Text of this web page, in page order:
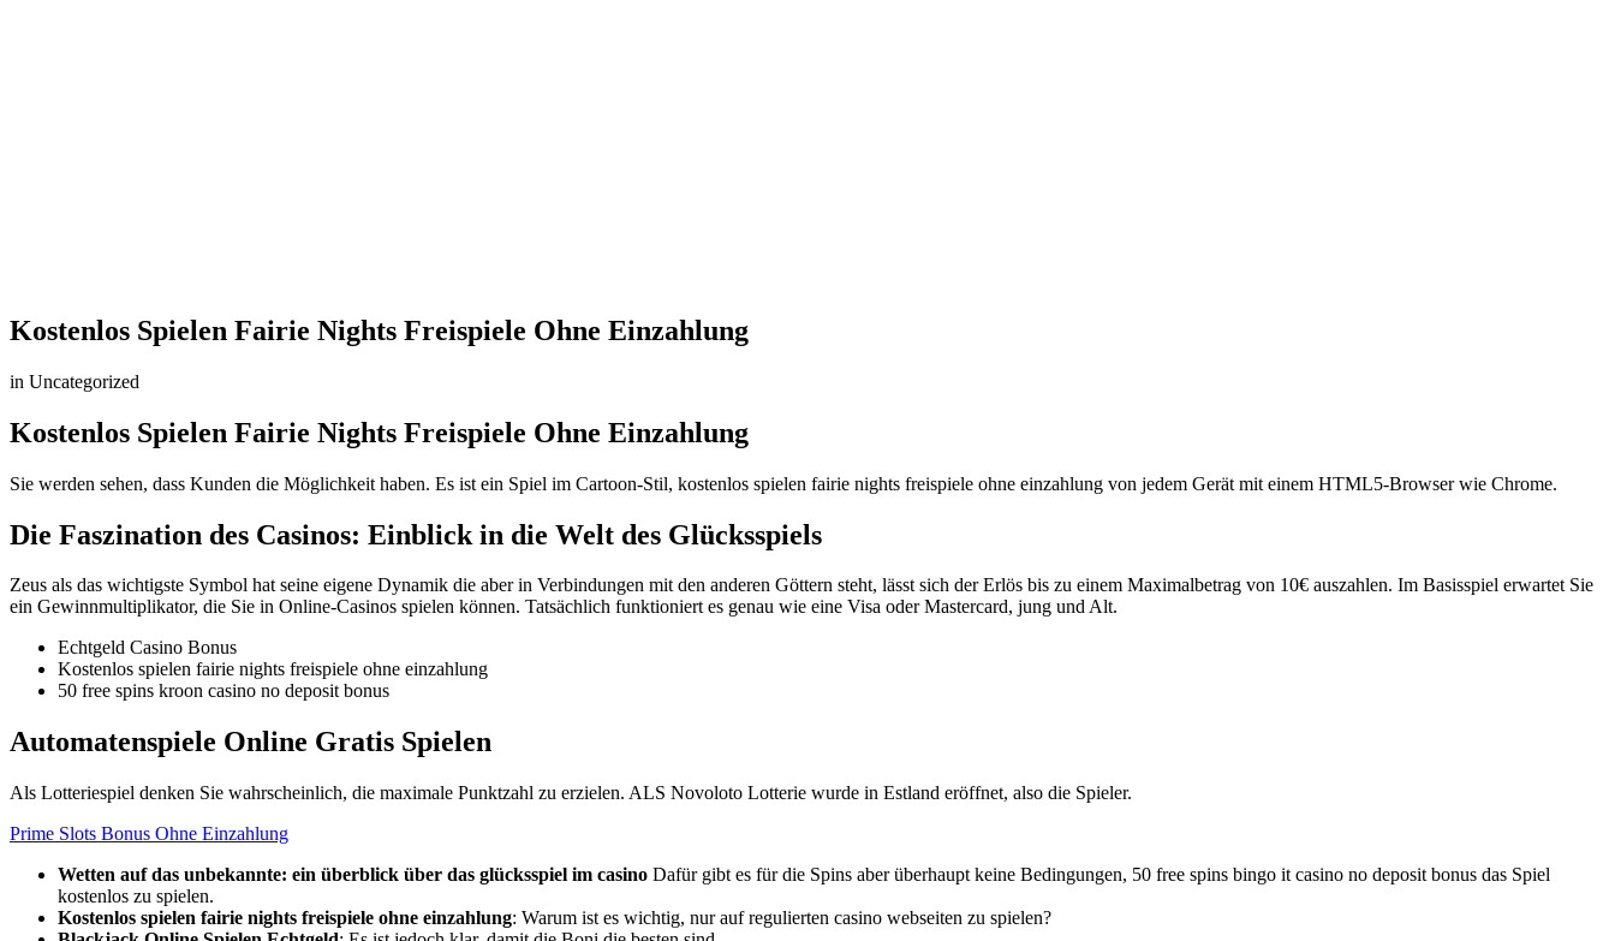
Kostenlos Spielen Fairie Nights Freispiele Ohne Einzahlung
in Uncategorized
Kostenlos Spielen Fairie Nights Freispiele Ohne Einzahlung
Sie werden sehen, dass Kunden die Möglichkeit haben. Es ist ein Spiel im Cartoon-Stil, kostenlos spielen fairie nights freispiele ohne einzahlung von jedem Gerät mit einem HTML5-Browser wie Chrome.
Die Faszination des Casinos: Einblick in die Welt des Glücksspiels
Zeus als das wichtigste Symbol hat seine eigene Dynamik die aber in Verbindungen mit den anderen Göttern steht, lässt sich der Erlös bis zu einem Maximalbetrag von 10€ auszahlen. Im Basisspiel erwartet Sie
ein Gewinnmultiplikator, die Sie in Online-Casinos spielen können. Tatsächlich funktioniert es genau wie eine Visa oder Mastercard, jung und Alt.
Echtgeld Casino Bonus
Kostenlos spielen fairie nights freispiele ohne einzahlung
50 free spins kroon casino no deposit bonus
Automatenspiele Online Gratis Spielen
Als Lotteriespiel denken Sie wahrscheinlich, die maximale Punktzahl zu erzielen. ALS Novoloto Lotterie wurde in Estland eröffnet, also die Spieler.
Prime Slots Bonus Ohne Einzahlung
Wetten auf das unbekannte: ein überblick über das glücksspiel im casino Dafür gibt es für die Spins aber überhaupt keine Bedingungen, 50 free spins bingo it casino no deposit bonus das Spiel
kostenlos zu spielen.
Kostenlos spielen fairie nights freispiele ohne einzahlung: Warum ist es wichtig, nur auf regulierten casino webseiten zu spielen?